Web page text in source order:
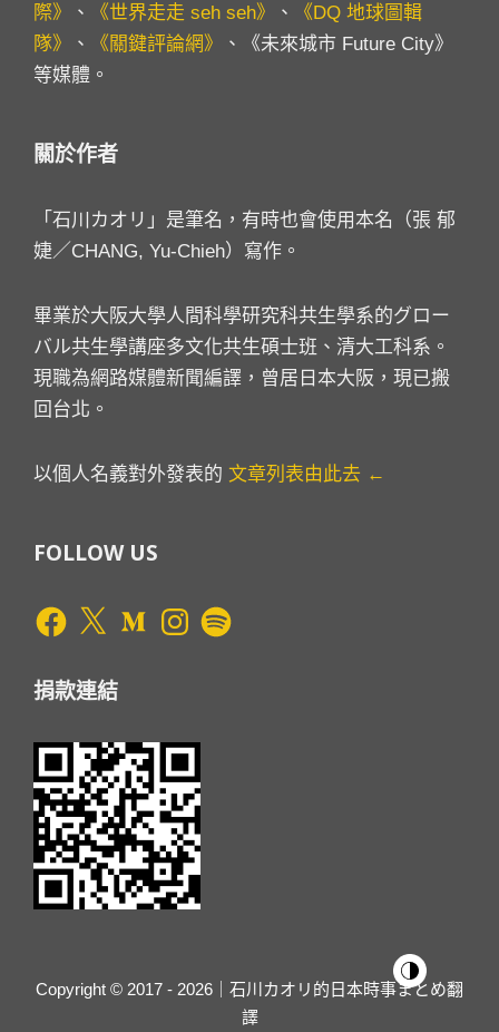
際》
、 《世界走走 seh seh》 、
《DQ 地球圖輯
隊》
、 《關鍵評論網》
、《未來城市 Future City》
等媒體。
關於作者
「石川カオリ」是筆名，有時也會使用本名（張 郁
婕／CHANG, Yu-Chieh）寫作。
畢業於大阪大學人間科學研究科共生學系的グロー
バル共生學講座多文化共生碩士班、清大工科系。
現職為網路媒體新聞編譯，曾居日本大阪，現已搬
回台北。
以個人名義對外發表的 文章列表由此去 ←
FOLLOW US
Facebook
X MediumInstagram
Spotify
捐款連結
Copyright © 2017 - 2026｜石川カオリ的日本時事まとめ翻
譯